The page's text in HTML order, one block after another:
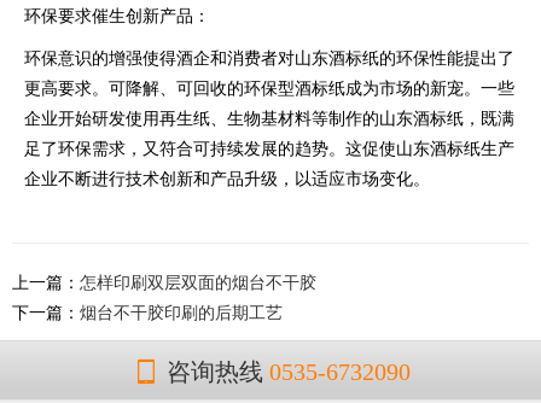
环保要求催生创新产品：
环保意识的增强使得酒企和消费者对山东酒标纸的环保性能提出了
更高要求。可降解、可回收的环保型酒标纸成为市场的新宠。一些
企业开始研发使用再生纸、生物基材料等制作的山东酒标纸，既满
足了环保需求，又符合可持续发展的趋势。这促使山东酒标纸生产
企业不断进行技术创新和产品升级，以适应市场变化。
上一篇： 怎样印刷双层双面的烟台不干胶
下一篇： 烟台不干胶印刷的后期工艺
咨询热线 0535-6732090